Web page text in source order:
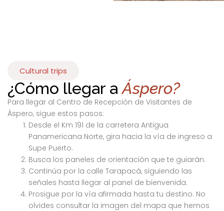
Cultural trips
¿Cómo llegar aÁspero?
Para llegar al Centro de Recepción de Visitantes de
Áspero, sigue estos pasos:
Desde el Km 191 de la carretera Antigua
Panamericana Norte, gira hacia la vía de ingreso a
Supe Puerto.
Busca los paneles de orientación que te guiarán.
Continúa por la calle Tarapacá, siguiendo las
señales hasta llegar al panel de bienvenida.
Prosigue por la vía afirmada hasta tu destino. No
olvides consultar la imagen del mapa que hemos